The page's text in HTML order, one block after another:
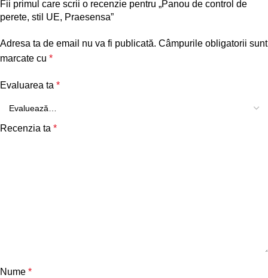
Fii primul care scrii o recenzie pentru „Panou de control de
perete, stil UE, Praesensa”
Adresa ta de email nu va fi publicată. Câmpurile obligatorii sunt
marcate cu *
Evaluarea ta *
Recenzia ta *
Nume *